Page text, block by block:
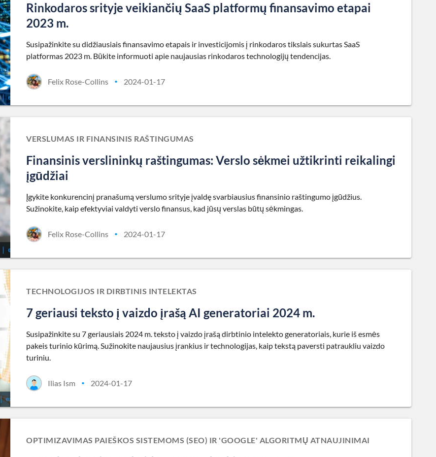
Rinkodaros srityje veikiančių SaaS platformų finansavimo etapai
2023 m.
Susipažinkite su didžiausiais finansavimo etapais ir investicijomis į rinkodaros tikslais sukurtas SaaS
platformas 2023 m. Būkite informuoti apie naujausias rinkodaros technologijų tendencijas.
Felix Rose-Collins • 2024-01-17
VERSLUMAS IR FINANSINIS RAŠTINGUMAS
Finansinis verslininkų raštingumas: Verslo sėkmei užtikrinti reikalingi
įgūdžiai
Įgykite konkurencinį pranašumą verslumo srityje įvaldę svarbiausius finansinio raštingumo įgūdžius.
Sužinokite, kaip efektyviai valdyti verslo finansus, kad jūsų verslas būtų sėkmingas.
Felix Rose-Collins • 2024-01-17
TECHNOLOGIJOS IR DIRBTINIS INTELEKTAS
7 geriausi teksto į vaizdo įrašą AI generatoriai 2024 m.
Susipažinkite su 7 geriausiais 2024 m. teksto į vaizdo įrašą dirbtinio intelekto generatoriais, kurie iš esmės
pakeis turinio kūrimą. Sužinokite naujausius įrankius ir technologijas, kaip tekstą paversti patraukliu vaizdo
turiniu.
Ilias Ism • 2024-01-17
OPTIMIZAVIMAS PAIEŠKOS SISTEMOMS (SEO) IR 'GOOGLE' ALGORITMŲ ATNAUJINIMAI